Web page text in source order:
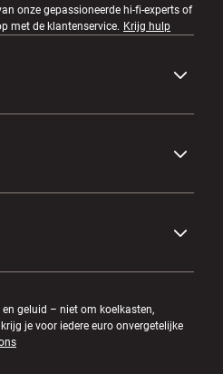
onze gepassioneerde hi-fi-experts of
met de klantenservice. Krijg hulp
geluid – niet om koelkasten,
je voor iedere euro onvergetelijke